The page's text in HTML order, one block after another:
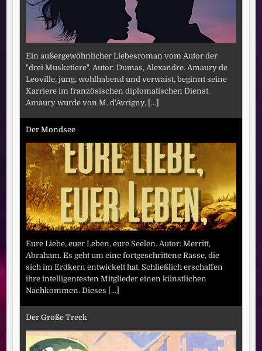
Ein außergewöhnlicher Liebesroman vom Autor der
"drei Musketiere". Autor: Dumas, Alexandre. Amaury de
Leoville, jung, wohlhabend und verwaist, beginnt seine
Karriere im französischen diplomatischen Dienst.
Amaury wurde von M. d'Avrigny, [...]
Der Mondsee
Eure Liebe, euer Leben, eure Seelen. Autor: Merritt,
Abraham. Es geht um eine fortgeschrittene Rasse, die
sich im Erdkern entwickelt hat. Schließlich erschaffen
ihre intelligentesten Mitglieder einen künstlichen
Nachkommen. Dieses [...]
Der Große Treck